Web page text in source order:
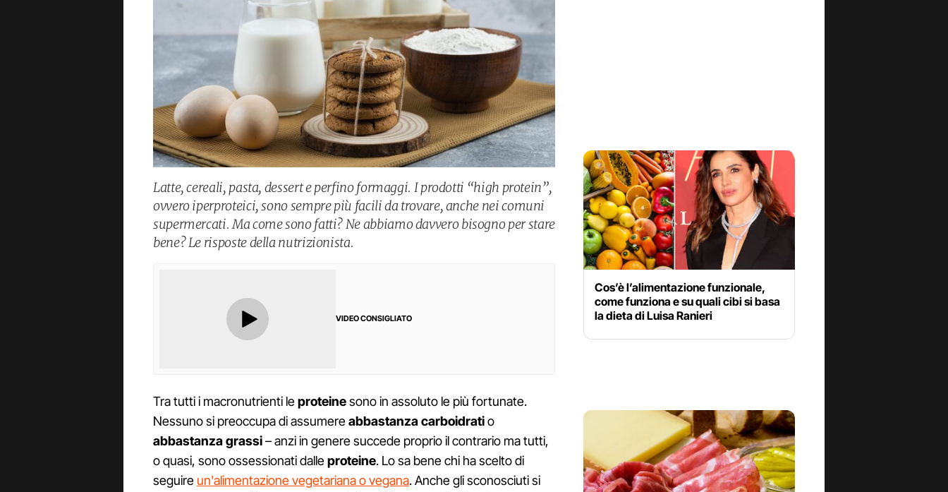
Latte, cereali, pasta, dessert e perfino formaggi. I prodotti “high protein”,
ovvero iperproteici, sono sempre più facili da trovare, anche nei comuni
supermercati. Ma come sono fatti? Ne abbiamo davvero bisogno per stare
bene? Le risposte della nutrizionista.
VIDEO CONSIGLIATO
Tra tutti i macronutrienti leproteinesono in assoluto le più fortunate.
Nessuno si preoccupa di assumereabbastanza carboidratio
abbastanza grassi– anzi in genere succede proprio il contrario ma tutti,
o quasi, sono ossessionati dalleproteine. Lo sa bene chi ha scelto di
seguire un'alimentazione vegetariana o vegana. Anche gli sconosciuti si
Cos’è l’alimentazione funzionale,
come funziona e su quali cibi si basa
la dieta di Luisa Ranieri